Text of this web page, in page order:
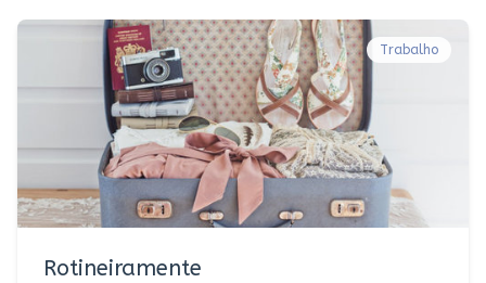
Trabalho
Rotineiramente